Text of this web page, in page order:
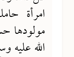
امرأة
مولودها
الله عليه